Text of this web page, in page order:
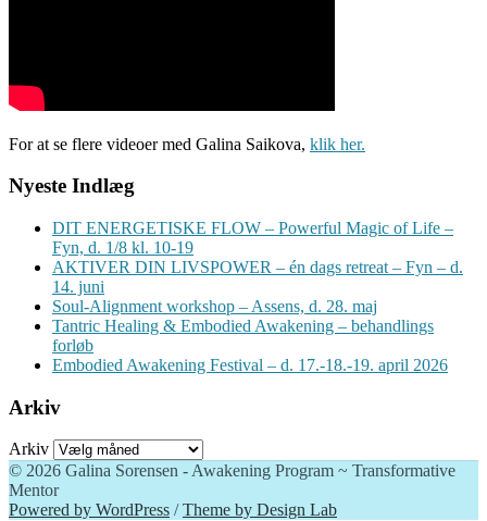
For at se flere videoer med Galina Saikova, klik her.
Nyeste Indlæg
DIT ENERGETISKE FLOW – Powerful Magic of Life –
Fyn, d. 1/8 kl. 10-19
AKTIVER DIN LIVSPOWER – én dags retreat – Fyn – d.
14. juni
Soul-Alignment workshop – Assens, d. 28. maj
Tantric Healing & Embodied Awakening – behandlings
forløb
Embodied Awakening Festival – d. 17.-18.-19. april 2026
Arkiv
Arkiv
© 2026 Galina Sorensen - Awakening Program ~ Transformative
Mentor
Powered by WordPress /Theme by Design Lab